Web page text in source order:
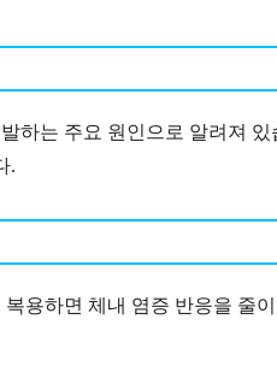
하는 주요 원인으로 알려져
.
용하면 체내 염증 반응을 줄